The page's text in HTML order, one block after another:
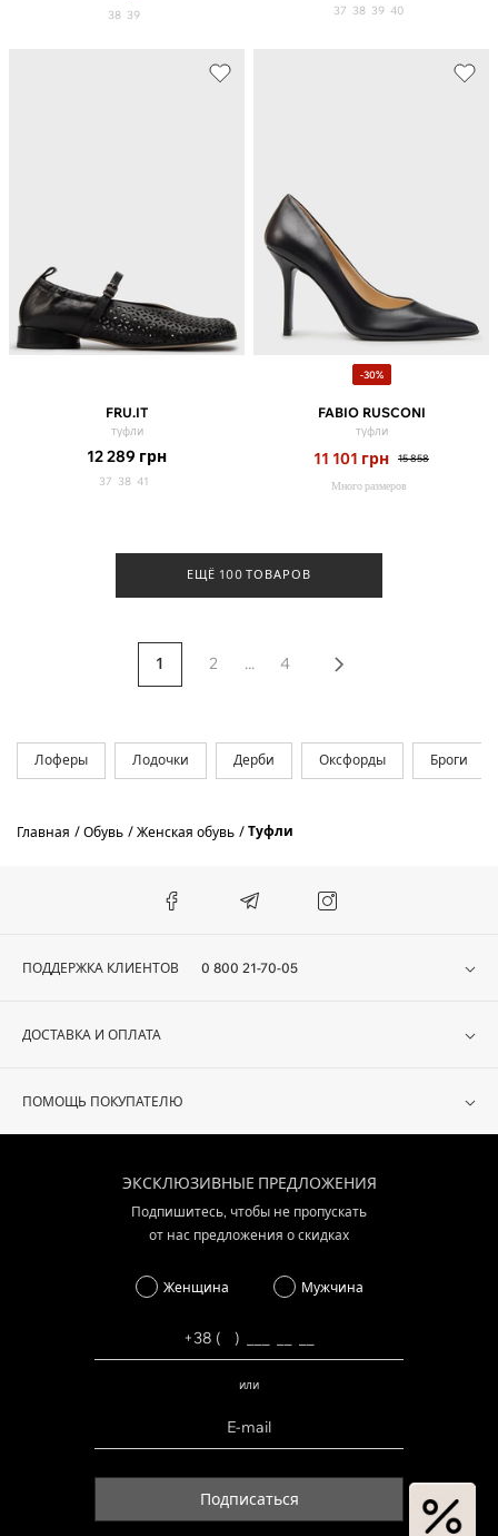
38 39 37 38 39 40
FRU.IT
туфли
12 289 грн
37 38 41
-30%
FABIO RUSCONI
туфли
11 101 грн 15 858
Много размеров
ЕЩЁ 100 ТОВАРОВ
1 2 ... 4
Лоферы Лодочки Дерби Оксфорды Броги
Главная Обувь Женская обувь Туфли
ПОДДЕРЖКА КЛИЕНТОВ 0 800 21-70-05
ДОСТАВКА И ОПЛАТА
ПОМОЩЬ ПОКУПАТЕЛЮ
ЭКСКЛЮЗИВНЫЕ ПРЕДЛОЖЕНИЯ
Подпишитесь, чтобы не пропускать
от нас предложения о скидках
Женщина Мужчина
или
Подписаться